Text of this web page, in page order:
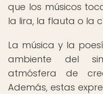
que los músicos
la lira, la flauta o la
La música y la
ambiente del
atmósfera de
Además, estas